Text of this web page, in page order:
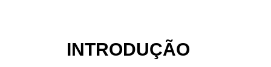
INTRODUÇÃO